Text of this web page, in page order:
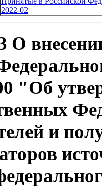
2022-02
О
"Об
и